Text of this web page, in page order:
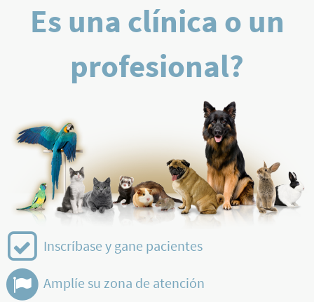
Es una clínica o un
profesional?
Inscríbase y gane pacientes
Amplíe su zona de atención